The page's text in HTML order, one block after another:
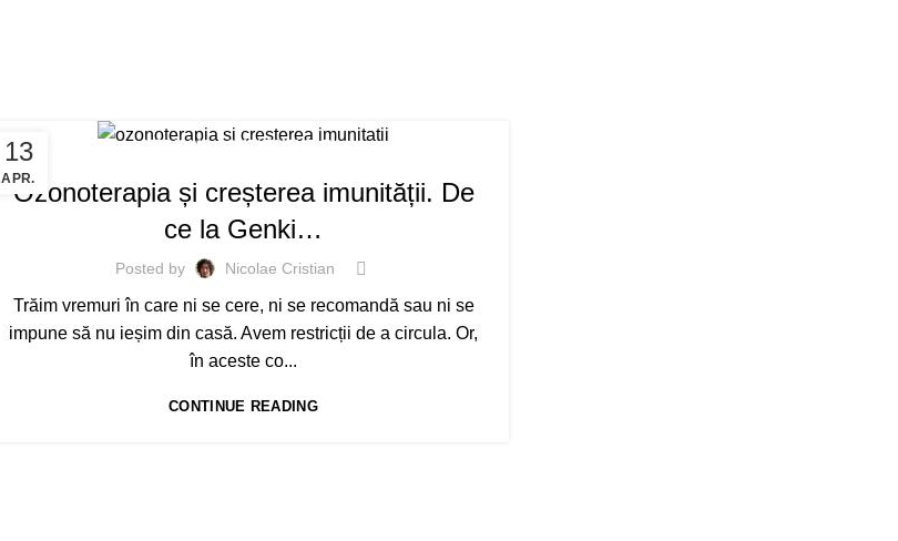
13
APR.
MEDICINA COMPLEMENTARA
Ozonoterapia și creșterea imunității. De
ce la Genki…
Posted by Nicolae Cristian
Trăim vremuri în care ni se cere, ni se recomandă sau ni se
impune să nu ieșim din casă. Avem restricții de a circula. Or,
în aceste co...
CONTINUE READING